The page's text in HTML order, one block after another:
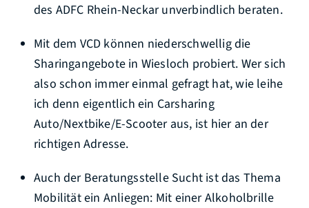
des ADFC Rhein-Neckar unverbindlich beraten.
Mit dem VCD können niederschwellig die
Sharingangebote in Wiesloch probiert. Wer sich
also schon immer einmal gefragt hat, wie leihe
ich denn eigentlich ein Carsharing
Auto/Nextbike/E-Scooter aus, ist hier an der
richtigen Adresse.
Auch der Beratungsstelle Sucht ist das Thema
Mobilität ein Anliegen: Mit einer Alkoholbrille